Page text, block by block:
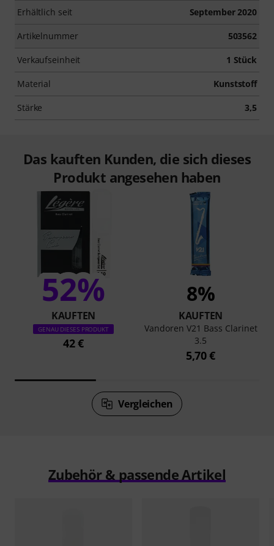
Erhältlich seit September 2020
Artikelnummer 503562
Verkaufseinheit 1 Stück
Material Kunststoff
Stärke 3,5
Das kauften Kunden, die sich dieses
Produkt angesehen haben
52%
KAUFTEN
GENAU DIESES PRODUKT
42 €
8%
KAUFTEN
Vandoren V21 Bass Clarinet
3.5
5,70 €
Vergleichen
Zubehör & passende Artikel